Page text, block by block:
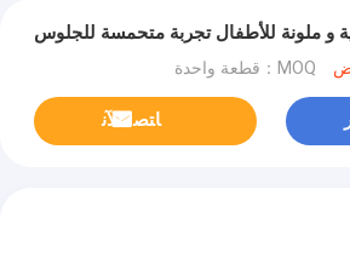
و ملونة للأطفال تجربة متحمسة للجلوس
MOQ：قطعة واحدة
ﺎﺘﺼﻟ ﺍﻶﻧ